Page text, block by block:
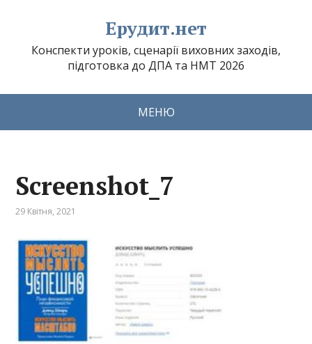
Ерудит.нет
Конспекти уроків, сценарії виховних заходів,
підготовка до ДПА та НМТ 2026
МЕНЮ
Screenshot_7
29 Квітня, 2021